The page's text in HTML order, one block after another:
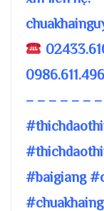
– – – – – –
#baigiang